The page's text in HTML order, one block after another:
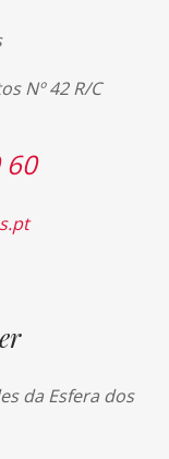
Nº 42 R/C
60
da Esfera dos